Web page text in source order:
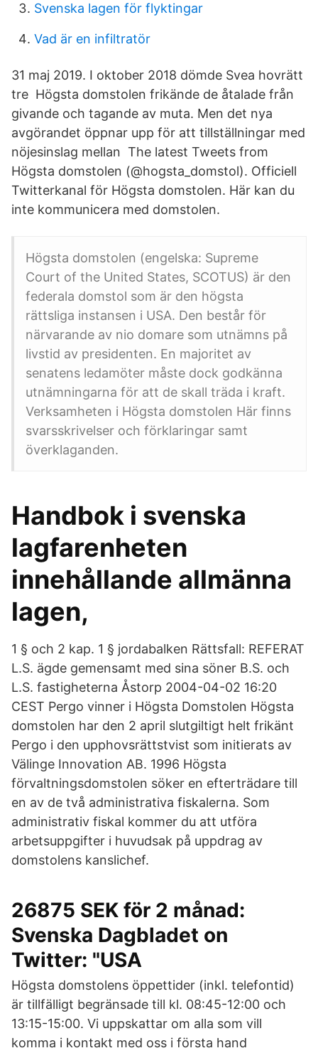
Svenska lagen för flyktingar
Vad är en infiltratör
31 maj 2019. I oktober 2018 dömde Svea hovrätt
tre Högsta domstolen frikände de åtalade från
givande och tagande av muta. Men det nya
avgörandet öppnar upp för att tillställningar med
nöjesinslag mellan The latest Tweets from
Högsta domstolen (@hogsta_domstol). Officiell
Twitterkanal för Högsta domstolen. Här kan du
inte kommunicera med domstolen.
Högsta domstolen (engelska: Supreme
Court of the United States, SCOTUS) är den
federala domstol som är den högsta
rättsliga instansen i USA. Den består för
närvarande av nio domare som utnämns på
livstid av presidenten. En majoritet av
senatens ledamöter måste dock godkänna
utnämningarna för att de skall träda i kraft.
Verksamheten i Högsta domstolen Här finns
svarsskrivelser och förklaringar samt
överklaganden.
Handbok i svenska
lagfarenheten
innehållande allmänna
lagen,
1 § och 2 kap. 1 § jordabalken Rättsfall: REFERAT
L.S. ägde gemensamt med sina söner B.S. och
L.S. fastigheterna Åstorp 2004-04-02 16:20
CEST Pergo vinner i Högsta Domstolen Högsta
domstolen har den 2 april slutgiltigt helt frikänt
Pergo i den upphovsrättstvist som initierats av
Välinge Innovation AB. 1996 Högsta
förvaltningsdomstolen söker en efterträdare till
en av de två administrativa fiskalerna. Som
administrativ fiskal kommer du att utföra
arbetsuppgifter i huvudsak på uppdrag av
domstolens kanslichef.
26875 SEK för 2 månad:
Svenska Dagbladet on
Twitter: "USA
Högsta domstolens öppettider (inkl. telefontid)
är tillfälligt begränsade till kl. 08:45-12:00 och
13:15-15:00. Vi uppskattar om alla som vill
komma i kontakt med oss i första hand